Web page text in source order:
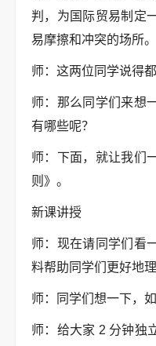
判，为国际贸易制定
易摩擦和冲突的场所。
师：这两位同学说得都
师：那么同学们来想
有哪些呢？
师：下面，就让我们
则》。
新课讲授
师：现在请同学们看
料帮助同学们更好地
师：同学们想一下，
师：给大家 2 分钟独